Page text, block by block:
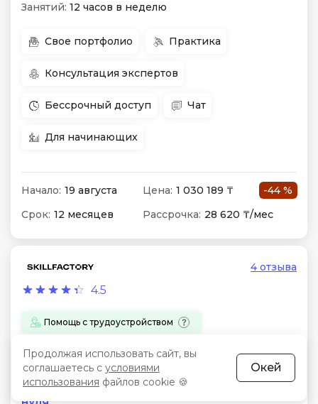
Занятий: 12 часов в неделю
Свое портфолио Практика
Консультация экспертов
Бессрочный доступ Чат
Для начинающих
Начало: 19 августа Цена: 1 030 189 ₸
-44 %
Срок: 12 месяцев Рассрочка: 28 620 ₸/мес
4.5
4 отзыва
Помощь с трудоустройством
Сертификат Стажировка
Обучение профессии Data Scientist с
Продолжая использовать сайт, вы
соглашаетесь с условиями
использования файлов cookie 🍪
Окей